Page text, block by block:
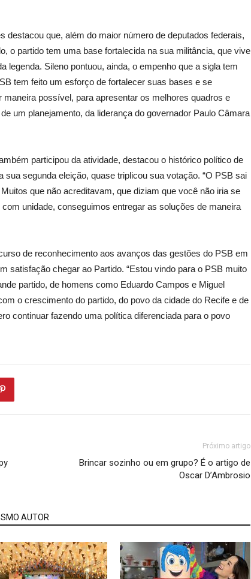
destacou que, além do maior número de deputados federais,
o partido tem uma base fortalecida na sua militância, que vive
legenda. Sileno pontuou, ainda, o empenho que a sigla tem
tem feito um esforço de fortalecer suas bases e se
possível, para apresentar os melhores quadros e
um planejamento, da liderança do governador Paulo Câmara
participou da atividade, destacou o histórico político de
sua segunda eleição, quase triplicou sua votação. “O PSB sai
que não acreditavam, que diziam que você não iria se
unidade, conseguimos entregar as soluções de maneira
de reconhecimento aos avanços das gestões do PSB em
satisfação chegar ao Partido. “Estou vindo para o PSB muito
partido, de homens como Eduardo Campos e Miguel
o crescimento do partido, do povo da cidade do Recife e de
continuar fazendo uma política diferenciada para o povo
Próximo artigo
Brincar sozinho ou em grupo? É o artigo de
Oscar D’Ambrosio
AUTOR